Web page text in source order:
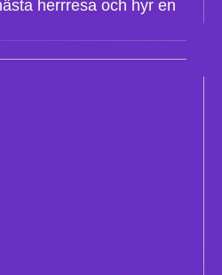
herrresa och hyr en